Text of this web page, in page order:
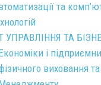
та
УПРАВЛІННЯ ТА
і
виховання та